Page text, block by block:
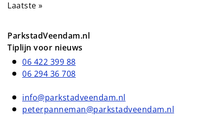
Laatste pagina
Laatste »
ParkstadVeendam.nl
Tiplijn voor nieuws
06 422 399 88
06 294 36 708
info@parkstadveendam.nl
peterpanneman@parkstadveendam.nl